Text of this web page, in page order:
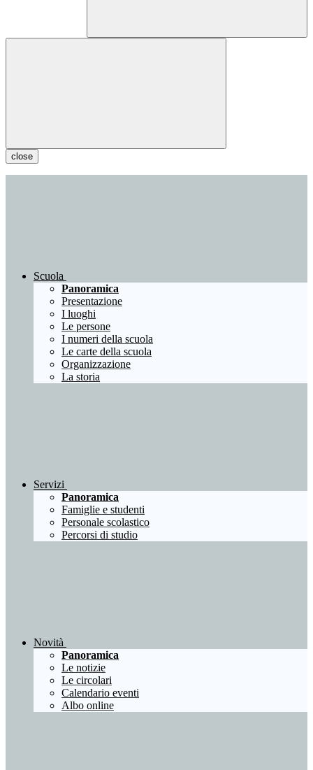
close
Scuola
Panoramica
Presentazione
I luoghi
Le persone
I numeri della scuola
Le carte della scuola
Organizzazione
La storia
Servizi
Panoramica
Famiglie e studenti
Personale scolastico
Percorsi di studio
Novità
Panoramica
Le notizie
Le circolari
Calendario eventi
Albo online